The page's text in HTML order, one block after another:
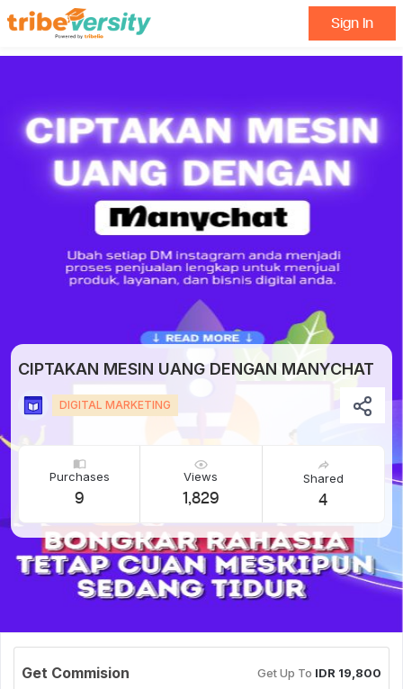
Sign In
CIPTAKAN MESIN UANG DENGAN MANYCHAT
DIGITAL MARKETING
Purchases
9
Views
1,829
Shared
4
Get Commision Get Up To IDR 19,800